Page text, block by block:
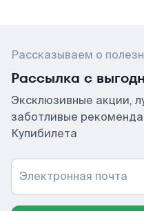
Рассказываем о
Рассылка с
Эксклюзивные акции,
заботливые
Купибилета
Электронная почта